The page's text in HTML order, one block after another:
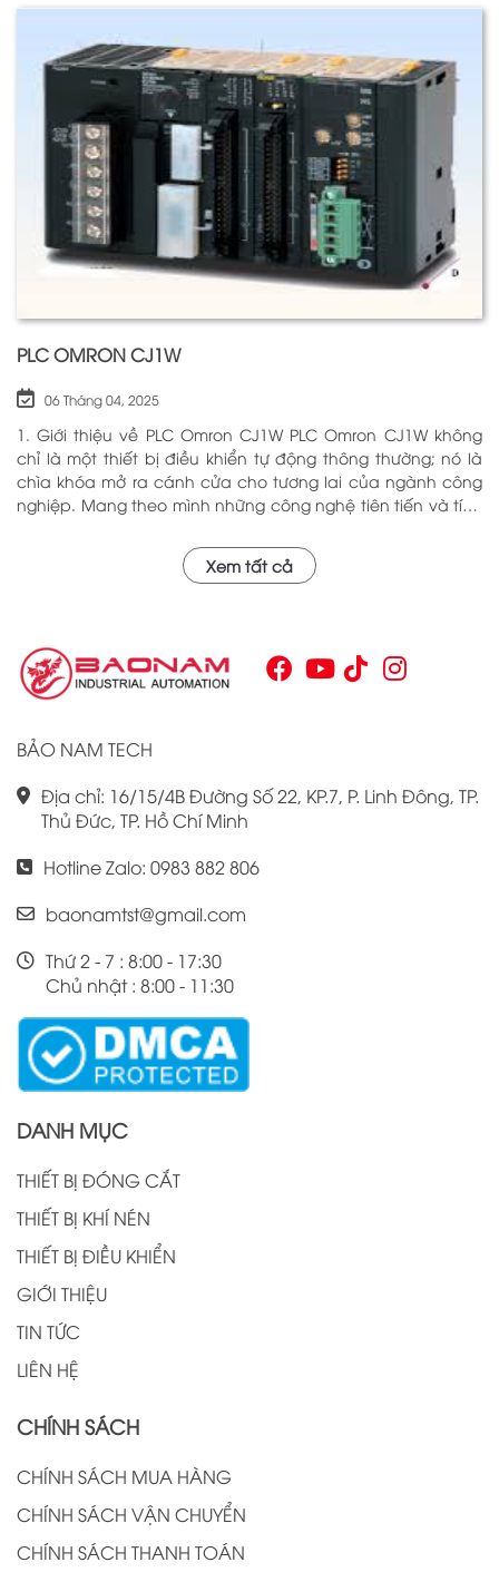
thông minh giúp điều khiển và giám sát hoạt động của các
thiết bị khác nhau trong môi trường công nghiệp cũng như
trong hộ gia đình. Bằng cách sử dụng công nghệ hiện đại,
rơ le điện tử có khả năng xử lý và phản hồi nhanh chóng,
nhằm nâng cao hiệu suất hoạt động và độ an toàn cho
các hệ thống mà nó kiểm soát. N
PLC OMRON CJ1W
06 Tháng 04, 2025
1. Giới thiệu về PLC Omron CJ1W PLC Omron CJ1W không
chỉ là một thiết bị điều khiển tự động thông thường; nó là
chìa khóa mở ra cánh cửa cho tương lai của ngành công
nghiệp. Mang theo mình những công nghệ tiên tiến và tính
mình qua nhiều năm phục vụ trong nhiều lĩnh vực khác
nhau. Với khả năng hoạt động ổn định và hiệu quả, sản
Chính vì vậy, việc nắm vững những thông tin cơ bản về PLC
Omron CJ1W là điều cần thiết cho bất kỳ ai muốn cải thiện
hiệu suất công việc của mình.
Xem tất cả
BẢO NAM TECH
Địa chỉ: 16/15/4B Đường Số 22, KP.7, P. Linh Đông, TP.
Thủ Đức, TP. Hồ Chí Minh
Hotline Zalo: 0983 882 806
baonamtst@gmail.com
Thứ 2 - 7 : 8:00 - 17:30
Chủ nhật : 8:00 - 11:30
DANH MỤC
THIẾT BỊ ĐÓNG CẮT
THIẾT BỊ KHÍ NÉN
THIẾT BỊ ĐIỀU KHIỂN
GIỚI THIỆU
TIN TỨC
LIÊN HỆ
CHÍNH SÁCH
CHÍNH SÁCH MUA HÀNG
CHÍNH SÁCH VẬN CHUYỂN
CHÍNH SÁCH THANH TOÁN